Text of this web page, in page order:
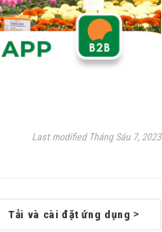
Last modified Tháng Sáu 7, 2023
Tải và cài đặt ứng dụng>